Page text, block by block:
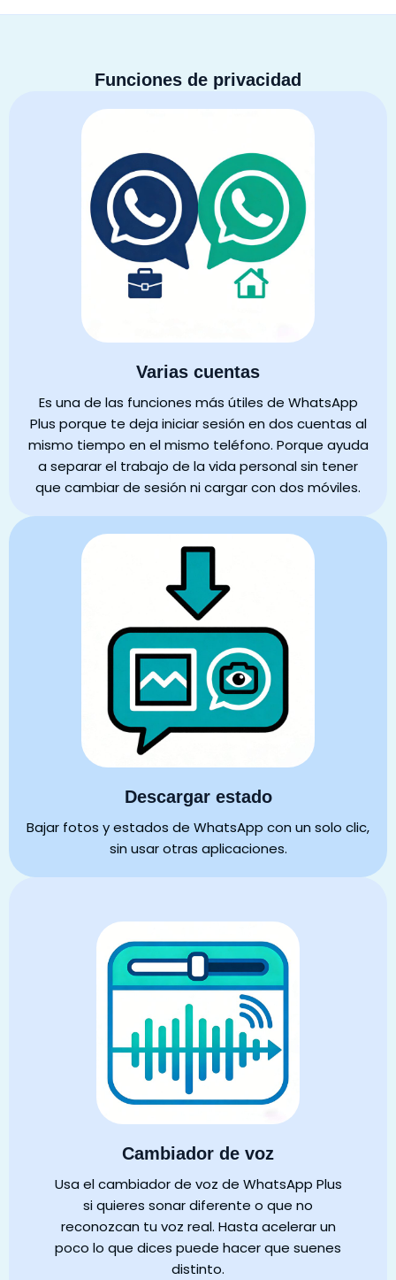
Funciones de privacidad
Varias cuentas
Es una de las funciones más útiles de WhatsApp
Plus porque te deja iniciar sesión en dos cuentas al
mismo tiempo en el mismo teléfono. Porque ayuda
a separar el trabajo de la vida personal sin tener
que cambiar de sesión ni cargar con dos móviles.
Descargar estado
Bajar fotos y estados de WhatsApp con un solo clic,
sin usar otras aplicaciones.
Cambiador de voz
Usa el cambiador de voz de WhatsApp Plus
si quieres sonar diferente o que no
reconozcan tu voz real. Hasta acelerar un
poco lo que dices puede hacer que suenes
distinto.